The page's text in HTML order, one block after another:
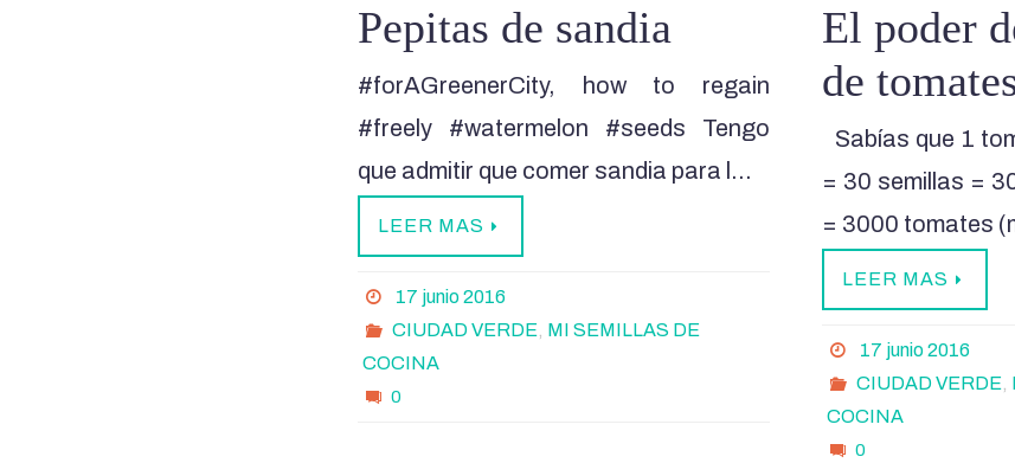
Pepitas de sandia
#forAGreenerCity, how to regain
#freely #watermelon #seeds Tengo
que admitir que comer sandia para l…
LEER MAS
17 junio 2016
CIUDAD VERDE MI SEMILLAS DE
COCINA
0
El poder
de
Sabías que 1
= 30 semillas =
= 3000 tomates
LEER MAS
17 junio 2016
CIUDAD VERDE
COCINA
0